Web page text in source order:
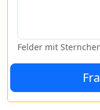
Felder mit